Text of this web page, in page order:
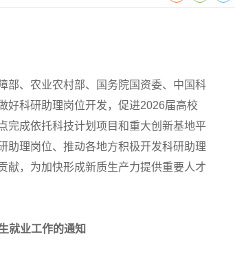
、农业农村部、国务院国资委、中国科
好科研助理岗位开发，促进2026届高校
完成依托科技计划项目和重大创新基地平
助理岗位、推动各地方积极开发科研助理
献，为加快形成新质生产力提供重要人才
就业工作的通知